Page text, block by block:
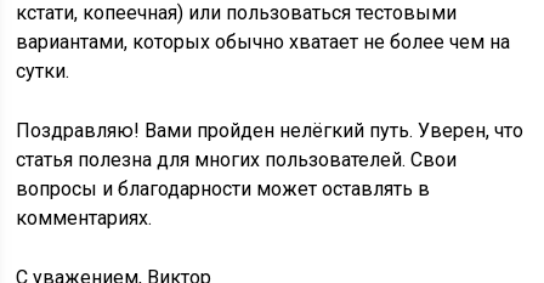
кстати, копеечная) или пользоваться тестовыми
вариантами, которых обычно хватает не более чем на
сутки.
Поздравляю! Вами пройден нелёгкий путь. Уверен, что
статья полезна для многих пользователей. Свои
вопросы и благодарности может оставлять в
комментариях.
С уважением, Виктор